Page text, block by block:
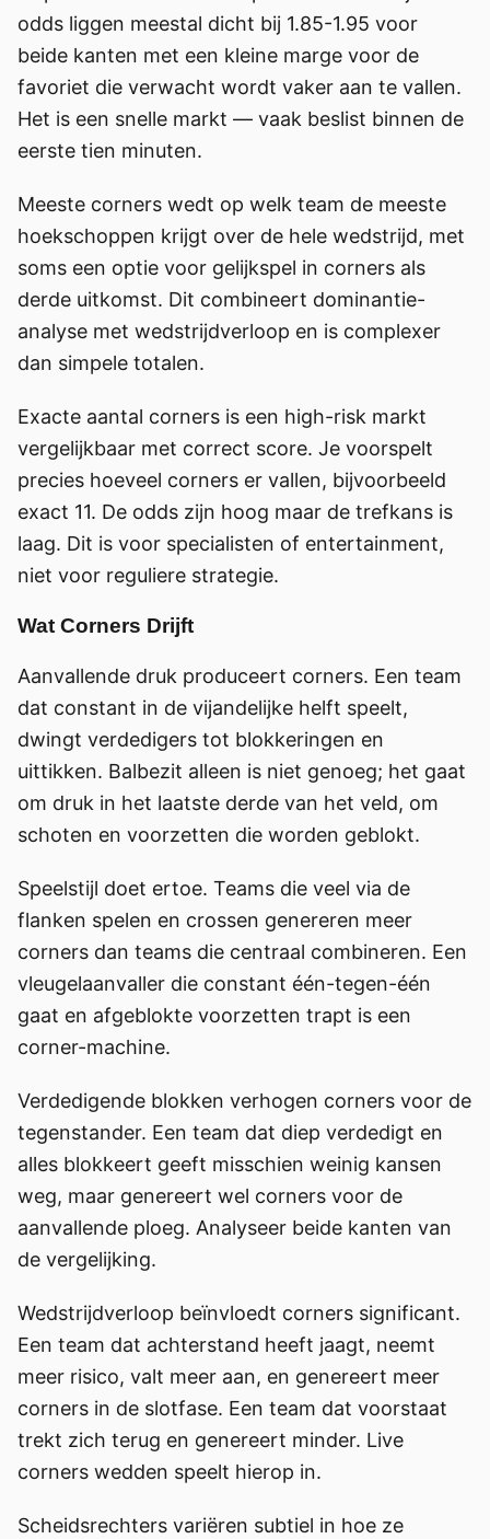
odds liggen meestal dicht bij 1.85-1.95 voor
beide kanten met een kleine marge voor de
favoriet die verwacht wordt vaker aan te vallen.
Het is een snelle markt — vaak beslist binnen de
eerste tien minuten.
Meeste corners wedt op welk team de meeste
hoekschoppen krijgt over de hele wedstrijd, met
soms een optie voor gelijkspel in corners als
derde uitkomst. Dit combineert dominantie-
analyse met wedstrijdverloop en is complexer
dan simpele totalen.
Exacte aantal corners is een high-risk markt
vergelijkbaar met correct score. Je voorspelt
precies hoeveel corners er vallen, bijvoorbeeld
exact 11. De odds zijn hoog maar de trefkans is
laag. Dit is voor specialisten of entertainment,
niet voor reguliere strategie.
Wat Corners Drijft
Aanvallende druk produceert corners. Een team
dat constant in de vijandelijke helft speelt,
dwingt verdedigers tot blokkeringen en
uittikken. Balbezit alleen is niet genoeg; het gaat
om druk in het laatste derde van het veld, om
schoten en voorzetten die worden geblokt.
Speelstijl doet ertoe. Teams die veel via de
flanken spelen en crossen genereren meer
corners dan teams die centraal combineren. Een
vleugelaanvaller die constant één-tegen-één
gaat en afgeblokte voorzetten trapt is een
corner-machine.
Verdedigende blokken verhogen corners voor de
tegenstander. Een team dat diep verdedigt en
alles blokkeert geeft misschien weinig kansen
weg, maar genereert wel corners voor de
aanvallende ploeg. Analyseer beide kanten van
de vergelijking.
Wedstrijdverloop beïnvloedt corners significant.
Een team dat achterstand heeft jaagt, neemt
meer risico, valt meer aan, en genereert meer
corners in de slotfase. Een team dat voorstaat
trekt zich terug en genereert minder. Live
corners wedden speelt hierop in.
Scheidsrechters variëren subtiel in hoe ze